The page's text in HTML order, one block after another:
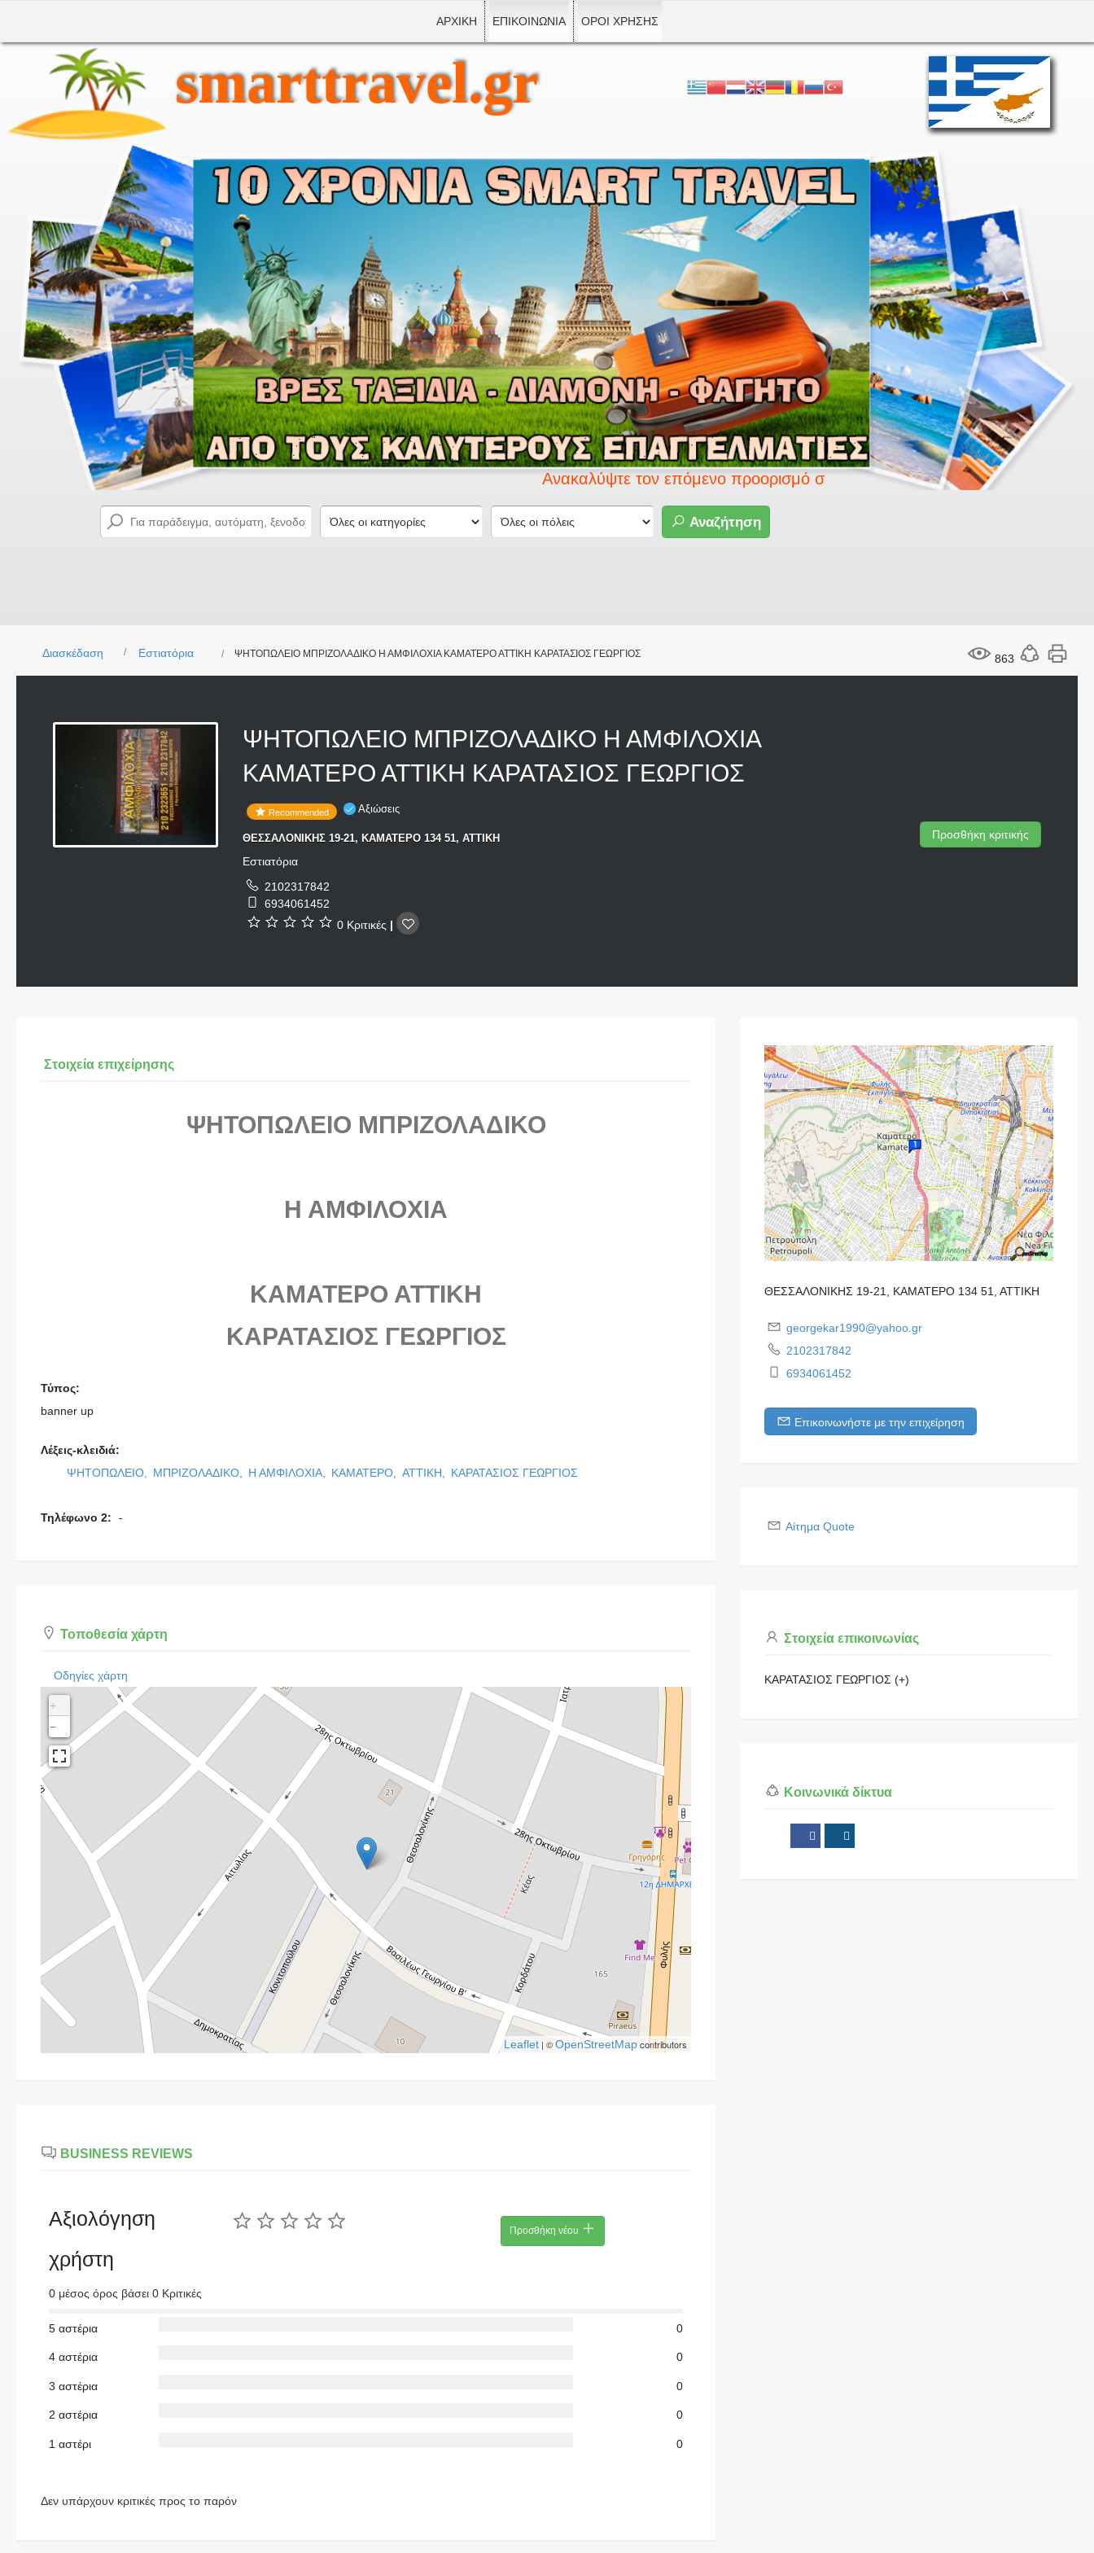
ΑΡΧΙΚΗ ΕΠΙΚΟΙΝΩΝΙΑ ΟΡΟΙ ΧΡΗΣΗΣ
smarttravel.gr
Ανακαλύψτε τον επόμενο προορισμό σας με το Smart travel.
Αναζήτηση
863
Διασκέδαση Εστιατόρια ΨΗΤΟΠΩΛΕΙΟ ΜΠΡΙΖΟΛΑΔΙΚΟ Η ΑΜΦΙΛΟΧΙΑ ΚΑΜΑΤΕΡΟ ΑΤΤΙΚΗ ΚΑΡΑΤΑΣΙΟΣ ΓΕΩΡΓΙΟΣ
ΨΗΤΟΠΩΛΕΙΟ ΜΠΡΙΖΟΛΑΔΙΚΟ Η ΑΜΦΙΛΟΧΙΑ
ΚΑΜΑΤΕΡΟ ΑΤΤΙΚΗ ΚΑΡΑΤΑΣΙΟΣ ΓΕΩΡΓΙΟΣ
Recommended Αξιώσεις
ΘΕΣΣΑΛΟΝΙΚΗΣ 19-21, ΚΑΜΑΤΕΡΟ 134 51, ΑΤΤΙΚΗ
Εστιατόρια
2102317842
6934061452
0 Κριτικές |
Προσθήκη κριτικής
Στοιχεία επιχείρησης
ΨΗΤΟΠΩΛΕΙΟ ΜΠΡΙΖΟΛΑΔΙΚΟ
Η ΑΜΦΙΛΟΧΙΑ
ΚΑΜΑΤΕΡΟ ΑΤΤΙΚΗ
ΚΑΡΑΤΑΣΙΟΣ ΓΕΩΡΓΙΟΣ
Τύπος:
banner up
Λέξεις-κλειδιά:
ΨΗΤΟΠΩΛΕΙΟ,
ΜΠΡΙΖΟΛΑΔΙΚΟ, Η ΑΜΦΙΛΟΧΙΑ, ΚΑΜΑΤΕΡΟ, ΑΤΤΙΚΗ, ΚΑΡΑΤΑΣΙΟΣ ΓΕΩΡΓΙΟΣ
Τηλέφωνο 2: -
Τοποθεσία χάρτη
Οδηγίες χάρτη
+
−
Leaflet | ©OpenStreetMapcontributors
BUSINESS REVIEWS
Αξιολόγηση
χρήστη
0 μέσος όρος βάσει 0 Κριτικές
Προσθήκη νέου
5 αστέρια 0
4 αστέρια 0
3 αστέρια 0
2 αστέρια 0
1 αστέρι 0
Δεν υπάρχουν κριτικές προς το παρόν
ΘΕΣΣΑΛΟΝΙΚΗΣ 19-21, ΚΑΜΑΤΕΡΟ 134 51, ΑΤΤΙΚΗ
georgekar1990@yahoo.gr
2102317842
6934061452
Επικοινωνήστε με την επιχείρηση
Αίτημα Quote
Στοιχεία επικοινωνίας
ΚΑΡΑΤΑΣΙΟΣ ΓΕΩΡΓΙΟΣ (+)
Κοινωνικά δίκτυα